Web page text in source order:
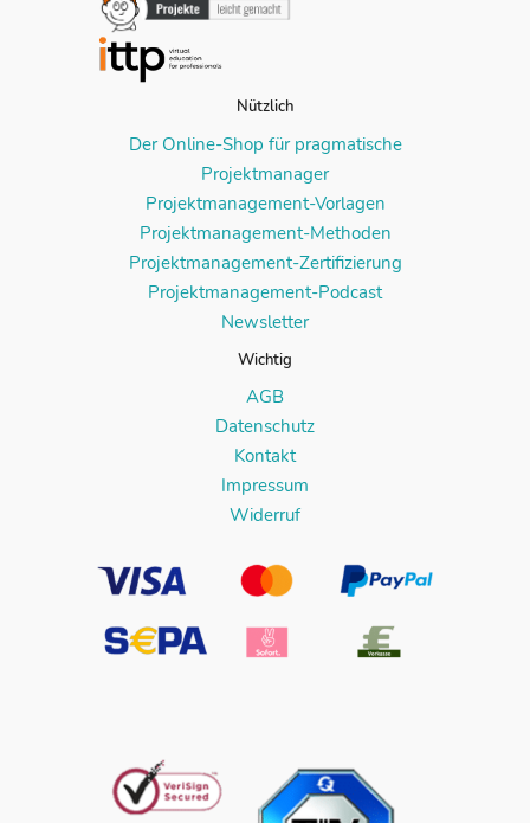
Nützlich
Der Online-Shop für pragmatische
Projektmanager
Projektmanagement-Vorlagen
Projektmanagement-Methoden
Projektmanagement-Zertifizierung
Projektmanagement-Podcast
Newsletter
Wichtig
AGB
Datenschutz
Kontakt
Impressum
Widerruf